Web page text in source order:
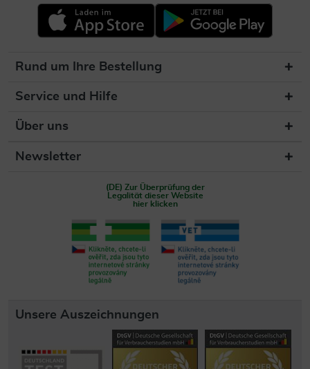
Rund um Ihre Bestellung
Service und Hilfe
Über uns
Newsletter
(DE) Zur Überprüfung der
Legalität dieser Website
hier klicken
Unsere Auszeichnungen